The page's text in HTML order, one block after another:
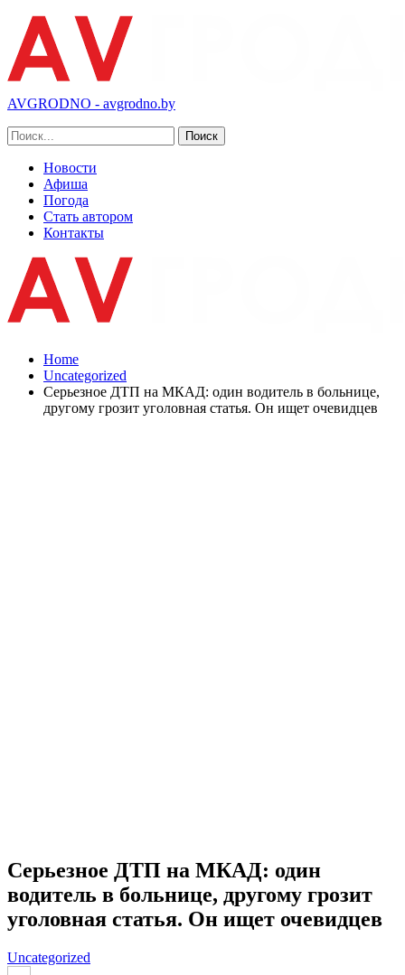
AVGRODNO - avgrodno.by
Новости
Афиша
Погода
Стать автором
Контакты
Home
Uncategorized
Серьезное ДТП на МКАД: один водитель в больнице,
другому грозит уголовная статья. Он ищет очевидцев
Серьезное ДТП на МКАД: один
водитель в больнице, другому грозит
уголовная статья. Он ищет очевидцев
Uncategorized